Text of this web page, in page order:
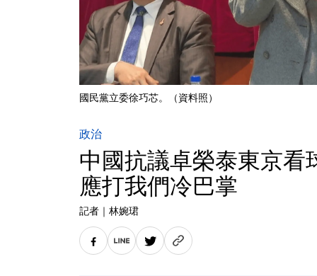
國民黨立委徐巧芯。（資料照）
政治
中國抗議卓榮泰東京
應打我們冷巴掌
記者 ｜ 林婉珺